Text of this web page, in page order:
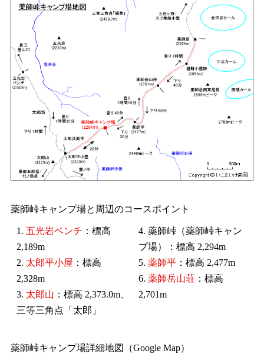
薬師峠キャンプ場と周辺のコースポイント
1. 五光岩ベンチ ：標高
2,189m
2. 太郎平小屋 ：標高
2,328m
3. 太郎山 ：標高 2,373.0m、
三等三角点「太郎」
4. 薬師峠（薬師峠キャン
プ場）：標高 2,294m
5. 薬師平 ：標高 2,477m
6. 薬師岳山荘 ：標高
2,701m
薬師峠キャンプ場詳細地図（Google Map）